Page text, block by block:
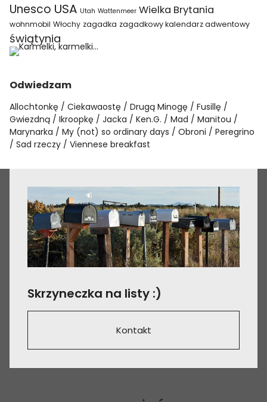
Unesco USA Utah Wattenmeer Wielka Brytania
wohnmobil Włochy zagadka zagadkowy kalendarz adwentowy
świątynia
Odwiedzam
Allochtonkę Ciekawaostę Drugą Minogę
Fusillę
Gwiezdną
Ikroopkę Jacka Ken.G. Mad
Manitou
Marynarka
My (not) so ordinary days Obroni
Peregrino
Sad rzeczy
Viennese breakfast
Skrzyneczka na listy :)
Kontakt